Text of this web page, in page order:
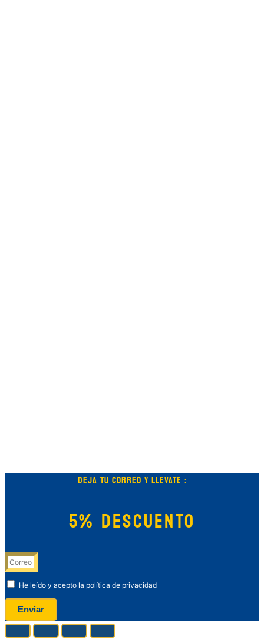
DEJA TU CORREO Y LLEVATE :
5% DESCUENTO
He leído y acepto la política de privacidad
Enviar